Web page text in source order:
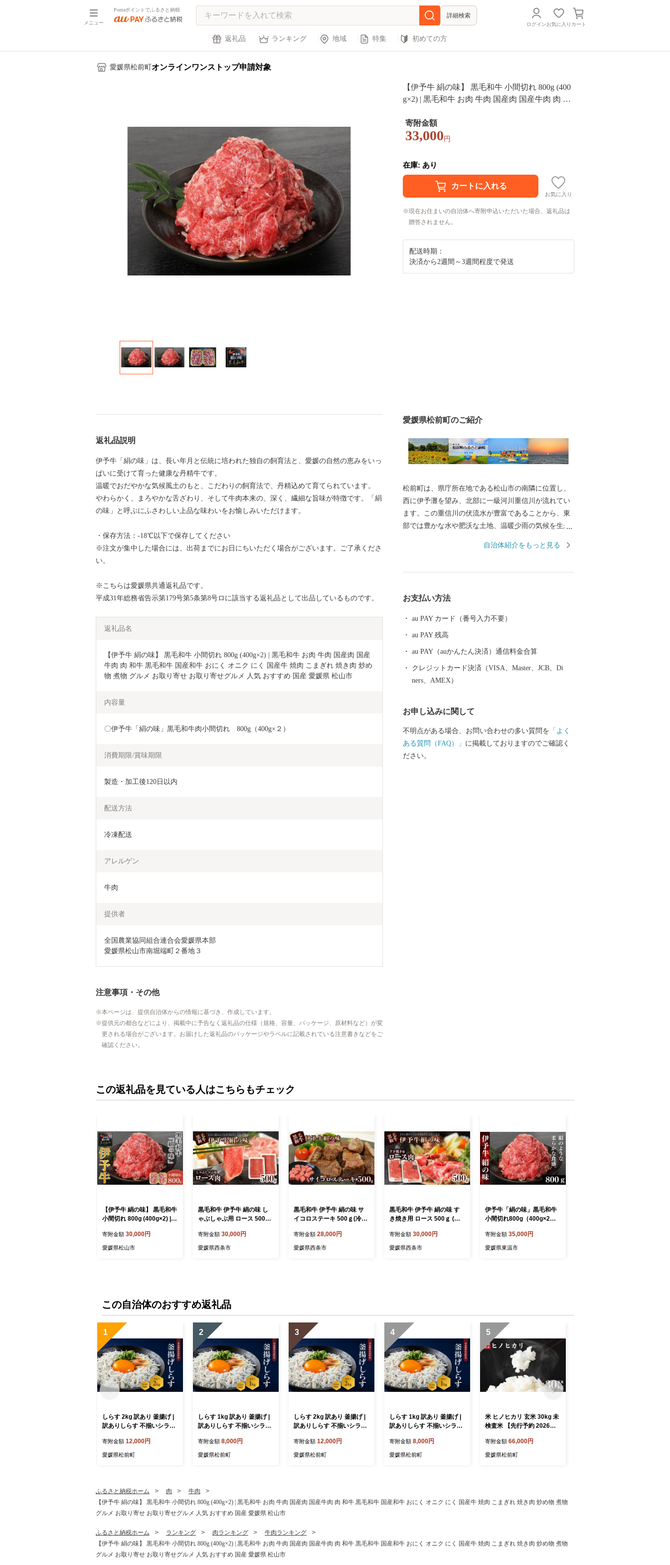
メニュー
Pontaポイントでふるさと納税
詳細検索
ログインお気に入り カート
返礼品 ランキング 地域 特集 初めての方
愛媛県松前町 オンラインワンストップ申請対象
【伊予牛 絹の味】 黒毛和牛 小間切れ 800g (400
g×2) | 黒毛和牛 お肉 牛肉 国産肉 国産牛肉 肉 和
焼肉 こまぎれ 焼き肉 炒め物 煮物 グルメ お取り
寄せ お取り寄せグルメ 人気 おすすめ 国産 愛媛
寄附金額
33,000 円
在庫: あり
お気に入り
現在お住まいの自治体へ寄附申込いただいた場合、返礼品は
贈答されません。
配送時期：
決済から2週間～3週間程度で発送
返礼品説明
伊予牛「絹の味」は、長い年月と伝統に培われた独自の飼育法と、愛媛の自然の恵みをいっ
ぱいに受けて育った健康な丹精牛です。
温暖でおだやかな気候風土のもと、こだわりの飼育法で、丹精込めて育てられています。
やわらかく、まろやかな舌ざわり、そして牛肉本来の、深く、繊細な旨味が特徴です。「絹
の味」と呼ぶにふさわしい上品な味わいをお愉しみいただけます。
・保存方法：-18℃以下で保存してください
※注文が集中した場合には、出荷までにお日にちいただく場合がございます。ご了承くださ
い。
※こちらは愛媛県共通返礼品です。
平成31年総務省告示第179号第5条第8号ロに該当する返礼品として出品しているものです。
返礼品名
【伊予牛 絹の味】 黒毛和牛 小間切れ 800g (400g×2) | 黒毛和牛 お肉 牛肉 国産肉 国産
牛肉 肉 和牛 黒毛和牛 国産和牛 おにく オニク にく 国産牛 焼肉 こまぎれ 焼き肉 炒め
物 煮物 グルメ お取り寄せ お取り寄せグルメ 人気 おすすめ 国産 愛媛県 松山市
内容量
〇伊予牛「絹の味」黒毛和牛肉小間切れ　800g（400g×２）
消費期限/賞味期限
製造・加工後120日以内
配送方法
冷凍配送
アレルゲン
牛肉
提供者
全国農業協同組合連合会愛媛県本部
愛媛県松山市南堀端町２番地３
注意事項・その他
本ページは、提供自治体からの情報に基づき、作成しています。
提供元の都合などにより、掲載中に予告なく返礼品の仕様（規格、容量、パッケージ、原材料など）が変
更される場合がございます。お届けした返礼品のパッケージやラベルに記載されている注意書きなどをご
確認ください。
愛媛県松前町のご紹介
松前町は、県庁所在地である松山市の南隣に位置し、
西に伊予灘を望み、北部に一級河川重信川が流れてい
ます。この重信川の伏流水が豊富であることから、東
部では豊かな水や肥沃な土地、温暖少雨の気候を生か
り、湧水を利用した美しい親水公園も点在していま
自治体紹介をもっと見る
お支払い方法
au PAY カード（番号入力不要）
au PAY 残高
au PAY（auかんたん決済）通信料金合算
クレジットカード決済（VISA、Master、JCB、Di
ners、AMEX）
お申し込みに関して
不明点がある場合、お問い合わせの多い質問を 「よく
ある質問（FAQ）」 に掲載しておりますのでご確認く
ださい。
この返礼品を見ている人はこちらもチェック
【伊予牛 絹の味】 黒毛和牛
小間切れ 800g (400g×2) |
国産牛肉 肉 和牛 黒毛和牛
国産和牛 おにく オニク に
寄附金額 30,000円
愛媛県松山市
黒毛和牛 伊予牛 絹の味 し
ゃぶしゃぶ用 ロース 500ｇ
精肉店 | 黒毛和牛 A4～A5
お肉 牛肉 しゃぶしゃぶ ロ
寄附金額 30,000円
愛媛県西条市
黒毛和牛 伊予牛 絹の味 サ
イコロステーキ 500ｇ(冷凍)
| 黒毛和牛 A4～A5 お肉 牛
肉 ステーキ 国産肉 国産牛
寄附金額 28,000円
愛媛県西条市
黒毛和牛 伊予牛 絹の味 す
き焼き用 ロース 500ｇ (冷
店 | 黒毛和牛 A4～A5 お肉
牛肉 すき焼き ロース 国産
寄附金額 30,000円
愛媛県西条市
伊予牛「絹の味」黒毛和牛
小間切れ800g（400g×2）
まろやか 舌ざわり 旨味 食
材 料理 肉料理 夕飯 炒め物
寄附金額 35,000円
愛媛県東温市
この自治体のおすすめ返礼品
1
しらす 2kg 訳あり 釜揚げ |
訳ありしらす 不揃いシラス
げしらす シラス丼 海の幸
愛媛県産シラス しらす シラ
食品 魚介 小魚 魚 鮮魚 海鮮
品 愛媛県 松前町
寄附金額 12,000円
愛媛県松前町
2
しらす 1kg 訳あり 釜揚げ |
訳ありしらす 不揃いシラス
げしらす シラス丼 海の幸
愛媛県産シラス しらす シラ
食品 魚介 小魚 魚 鮮魚 海鮮
品 愛媛県 松前町
寄附金額 8,000円
愛媛県松前町
3
しらす 2kg 訳あり 釜揚げ |
訳ありしらす 不揃いシラス
げしらす シラス丼 海の幸
愛媛県産シラス しらす シラ
品 愛媛県 松前町
寄附金額 12,000円
愛媛県松前町
4
しらす 1kg 訳あり 釜揚げ |
訳ありしらす 不揃いシラス
げしらす シラス丼 海の幸
愛媛県産シラス しらす シラ
品 愛媛県 松前町
寄附金額 8,000円
愛媛県松前町
5
米 ヒノヒカリ 玄米 30kg 未
検査米 【先行予約 2026年1
国内産 ひのひかり ヒノヒカ
リ 未検査米 白米 お米 こめ
寄附金額 66,000円
愛媛県松前町
ふるさと納税ホーム 肉
牛肉
【伊予牛 絹の味】 黒毛和牛 小間切れ 800g (400g×2) | 黒毛和牛 お肉 牛肉 国産肉 国産牛肉 肉 和牛 黒毛和牛 国産和牛 おにく オニク にく 国産牛 焼肉 こまぎれ 焼き肉 炒め物 煮物
グルメ お取り寄せ お取り寄せグルメ 人気 おすすめ 国産 愛媛県 松山市
ふるさと納税ホーム ランキング 肉ランキング
牛肉ランキング
【伊予牛 絹の味】 黒毛和牛 小間切れ 800g (400g×2) | 黒毛和牛 お肉 牛肉 国産肉 国産牛肉 肉 和牛 黒毛和牛 国産和牛 おにく オニク にく 国産牛 焼肉 こまぎれ 焼き肉 炒め物 煮物
グルメ お取り寄せ お取り寄せグルメ 人気 おすすめ 国産 愛媛県 松山市